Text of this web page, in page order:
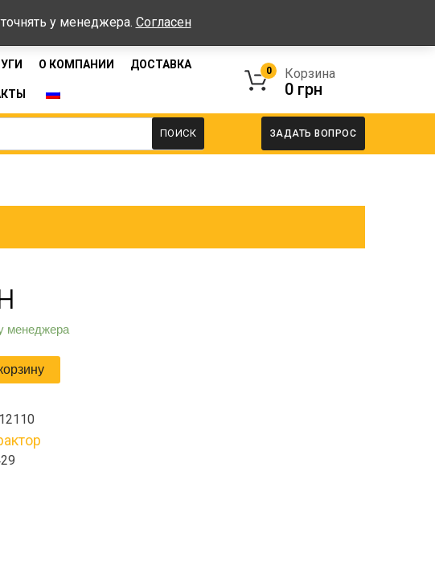
Время работы: Пн-Пт: 08:00-17:00, Сб-Вс - выходные
О КОМПАНИИ ДОСТАВКА
Корзина
0
0 грн
ПОИСК ЗАДАТЬ ВОПРОС
менеджера
у менеджера. Согласен